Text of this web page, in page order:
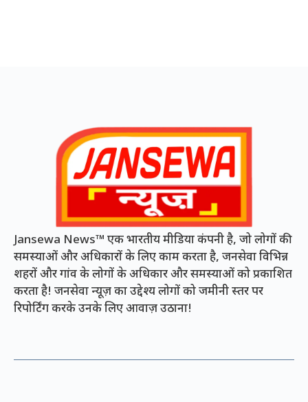
Jansewa News™ एक भारतीय मीडिया कंपनी है, जो लोगों की
समस्याओं और अधिकारों के लिए काम करता है, जनसेवा विभिन्न
शहरों और गांव के लोगों के अधिकार और समस्याओं को प्रकाशित
करता है! जनसेवा न्यूज़ का उद्देश्य लोगों को जमीनी स्तर पर
रिपोर्टिंग करके उनके लिए आवाज़ उठाना!